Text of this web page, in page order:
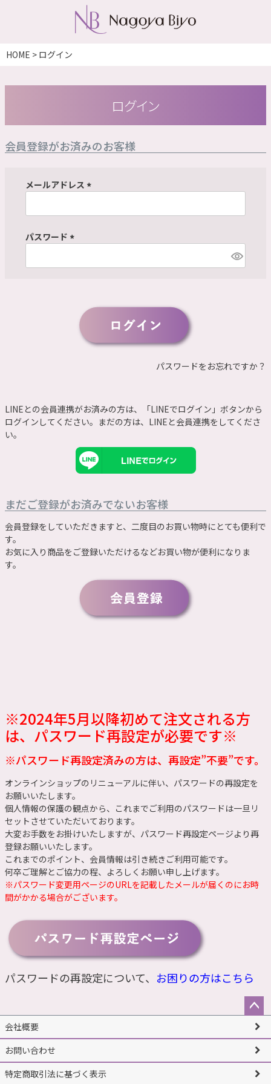
HOME ログイン
ログイン
会員登録がお済みのお客様
メールアドレス
必
パスワード
必
パスワードをお忘れですか？
LINEとの会員連携がお済みの方は、「LINEでログイン」ボタンから
ログインしてください。まだの方は、 LINEと会員連携をしてくださ
い。
まだご登録がお済みでないお客様
会員登録をしていただきますと、二度目のお買い物時にとても便利で
す。
お気に入り商品をご登録いただけるなどお買い物が便利になりま
す。
※2024年5月以降初めて注文される方
は、パスワード再設定が必要です※
※パスワード再設定済みの方は、再設定”不要”です。
オンラインショップのリニューアルに伴い、パスワードの再設定を
お願いいたします。
個人情報の保護の観点から、これまでご利用のパスワードは一旦リ
セットさせていただいております。
大変お手数をお掛けいたしますが、 パスワード再設定ページより再
登録お願いいたします。
これまでのポイント、会員情報は引き続きご利用可能です。
何卒ご理解とご協力の程、よろしくお願い申し上げます。
※パスワード変更用ページのURLを記載したメールが届くのにお時
間がかかる場合がございます。
パスワードの再設定について、 お困りの方はこちら
ペー
ップ
へ
会社概要
お問い合わせ
特定商取引法に基づく表示